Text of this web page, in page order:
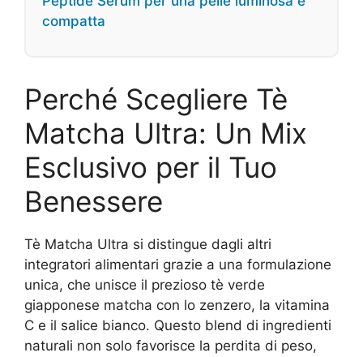
compatta
Perché Scegliere Tè
Matcha Ultra: Un Mix
Esclusivo per il Tuo
Benessere
Tè Matcha Ultra si distingue dagli altri
integratori alimentari grazie a una formulazione
unica, che unisce il prezioso tè verde
giapponese matcha con lo zenzero, la vitamina
C e il salice bianco. Questo blend di ingredienti
naturali non solo favorisce la perdita di peso,